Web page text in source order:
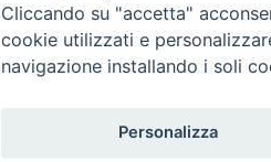
Cliccando su "accetta"
cookie utilizzati e
navigazione installando i soli
Personalizza